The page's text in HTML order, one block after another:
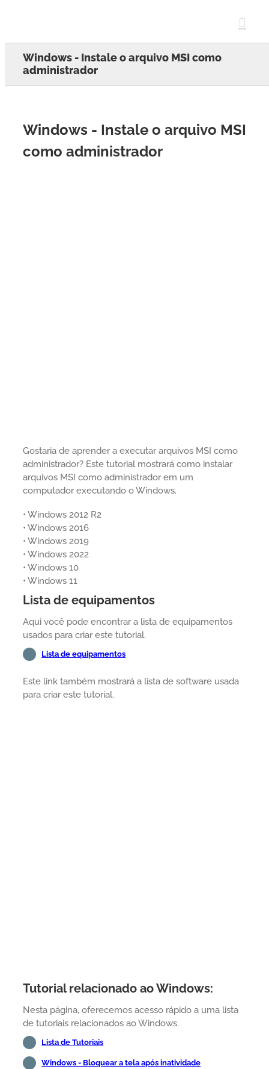
Windows - Instale o arquivo MSI como
administrador
Windows - Instale o arquivo MSI
como administrador
Gostaria de aprender a executar arquivos MSI como
administrador? Este tutorial mostrará como instalar
arquivos MSI como administrador em um
computador executando o Windows.
• Windows 2012 R2
• Windows 2016
• Windows 2019
• Windows 2022
• Windows 10
• Windows 11
Lista de equipamentos
Aqui você pode encontrar a lista de equipamentos
usados para criar este tutorial.
Lista de equipamentos
Este link também mostrará a lista de software usada
para criar este tutorial.
Tutorial relacionado ao Windows:
Nesta página, oferecemos acesso rápido a uma lista
de tutoriais relacionados ao Windows.
Lista de Tutoriais
Windows - Bloquear a tela após inatividade